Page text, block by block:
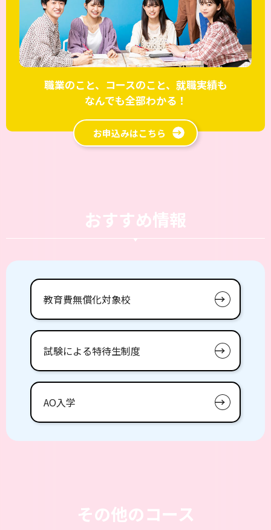
職業のこと、コースのこと、就職実績も
なんでも全部わかる！
お申込みはこちら
おすすめ情報
教育費無償化対象校
試験による特待生制度
AO入学
その他のコース